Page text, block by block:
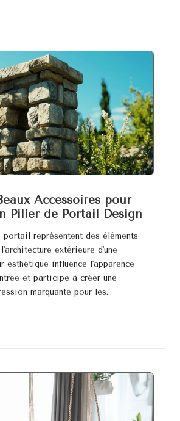
Accessoires pour
Pilier de Portail Design
représentent des éléments
extérieure d'une
esthétique influence l'apparence
et participe à créer une
marquante pour les…